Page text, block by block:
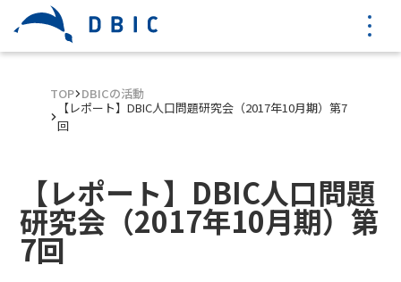
TOP DBICの活動
【レポート】DBIC人口問題研究会（2017年10月期）第7
回
【レポート】DBIC人口問題
研究会（2017年10月期）第
7回